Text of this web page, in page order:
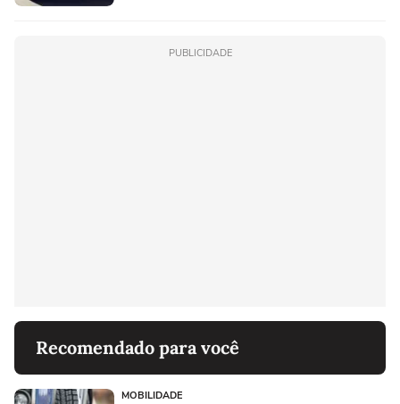
PUBLICIDADE
Recomendado para você
MOBILIDADE